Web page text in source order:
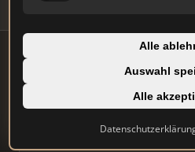
Alle
Auswahl
Alle